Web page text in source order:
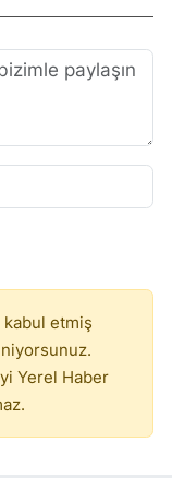
kabul etmiş
Yerel Haber